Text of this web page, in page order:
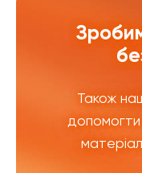
Також
допомогти